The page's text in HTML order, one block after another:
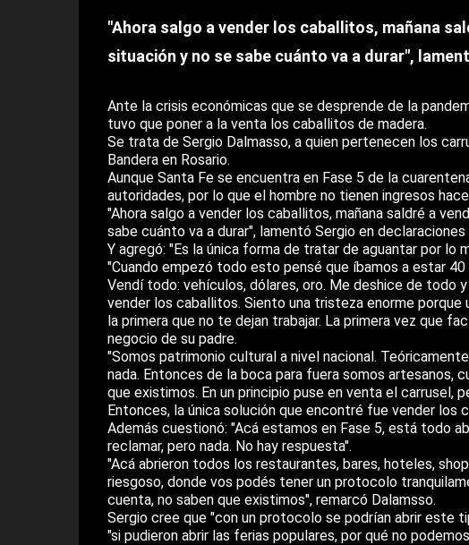
"Ahora salgo a vender los caballitos, mañana
situación y no se sabe cuánto va a durar",
Ante la crisis económicas que se desprende de la
tuvo que poner a la venta los caballitos de madera.
Se trata de Sergio Dalmasso, a quien pertenecen los
Bandera en Rosario.
Aunque Santa Fe se encuentra en Fase 5 de la
autoridades, por lo que el hombre no tienen ingresos
"Ahora salgo a vender los caballitos, mañana saldré a
sabe cuánto va a durar", lamentó Sergio en
Y agregó: "Es la única forma de tratar de aguantar por lo
"Cuando empezó todo esto pensé que íbamos a estar
Vendí todo: vehículos, dólares, oro. Me deshice de todo
vender los caballitos. Siento una tristeza enorme
la primera que no te dejan trabajar. La primera vez que
negocio de su padre.
"Somos patrimonio cultural a nivel nacional.
nada. Entonces de la boca para fuera somos artesanos,
que existimos. En un principio puse en venta el carrusel,
Entonces, la única solución que encontré fue vender los
Además cuestionó: "Acá estamos en Fase 5, está todo
reclamar, pero nada. No hay respuesta".
"Acá abrieron todos los restaurantes, bares, hoteles,
riesgoso, donde vos podés tener un protocolo
cuenta, no saben que existimos", remarcó Dalamsso.
Sergio cree que "con un protocolo se podrían abrir este
"si pudieron abrir las ferias populares, por qué no